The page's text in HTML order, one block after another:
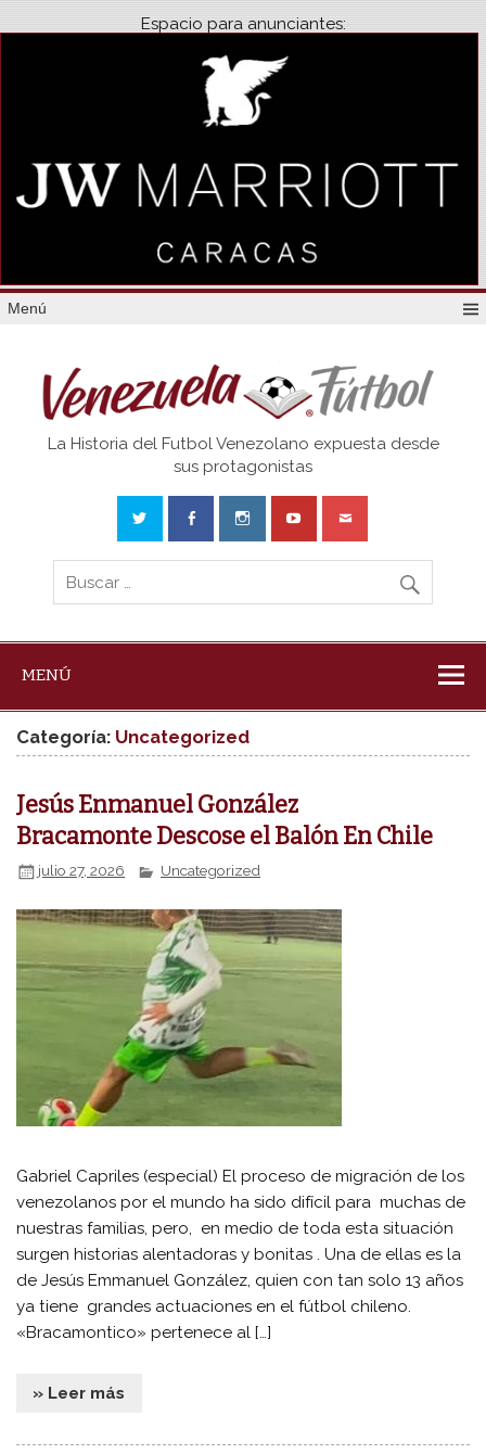
Espacio para anunciantes:
Menú
Venezuela
La Historia del Futbol Venezolano expuesta desde
sus protagonistas
MENÚ
Categoría: Uncategorized
Jesús Enmanuel González
Bracamonte Descose el Balón En Chile
julio 27, 2026 Uncategorized
Gabriel Capriles (especial) El proceso de migración de los
venezolanos por el mundo ha sido difícil para muchas de
nuestras familias, pero, en medio de toda esta situación
surgen historias alentadoras y bonitas . Una de ellas es la
de Jesús Emmanuel González, quien con tan solo 13 años
ya tiene grandes actuaciones en el fútbol chileno.
«Bracamontico» pertenece al […]
» Leer más